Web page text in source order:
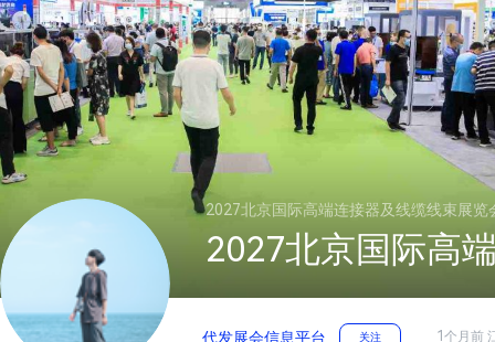
2027北京国际高端连接器及线缆线束展览
2027北京国际高
代发展会信息平台 关注 1个月前